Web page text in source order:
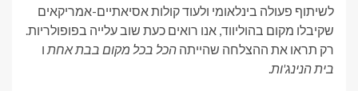
לשיתוף פעולה בינלאומי ולעוד קולות אסיאתיים-אמריקאים
שקיבלו מקום בהוליווד, אנו רואים כעת שוב עלייה בפופולריות.
רק תראו את ההצלחה שהייתה הכל בכל מקום בבת אחת ו
בית הנינג'ות.